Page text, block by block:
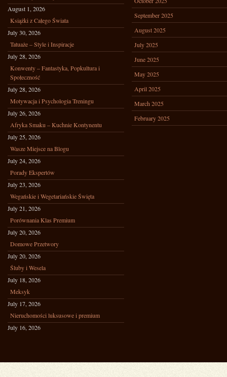
August 1, 2026
Książki z Całego Świata
July 30, 2026
Tatuaże – Style i Inspiracje
July 28, 2026
Konwenty – Fantastyka, Popkultura i
Społeczność
July 28, 2026
Motywacja i Psychologia Treningu
July 26, 2026
Afryka Smaku – Kuchnie Kontynentu
July 25, 2026
Wasze Miejsce na Blogu
July 24, 2026
Porady Ekspertów
July 23, 2026
Wegańskie i Wegetariańskie Święta
July 21, 2026
Porównania Klas Premium
July 20, 2026
Domowe Przetwory
July 20, 2026
Śluby i Wesela
July 18, 2026
Meksyk
July 17, 2026
Nieruchomości luksusowe i premium
July 16, 2026
September 2025
August 2025
July 2025
June 2025
May 2025
April 2025
March 2025
February 2025